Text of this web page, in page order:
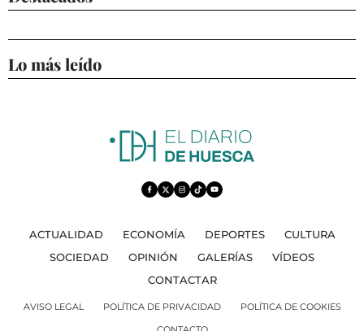
Lo más leído
ACTUALIDAD ECONOMÍA DEPORTES
CULTURA
SOCIEDAD
OPINIÓN GALERÍAS
VÍDEOS
CONTACTAR
AVISO LEGAL POLÍTICA DE PRIVACIDAD
POLÍTICA DE COOKIES